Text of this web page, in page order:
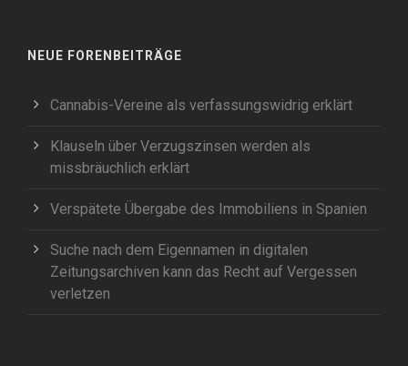
NEUE FORENBEITRÄGE
Cannabis-Vereine als verfassungswidrig erklärt
Klauseln über Verzugszinsen werden als
missbräuchlich erklärt
Verspätete Übergabe des Immobiliens in Spanien
Suche nach dem Eigennamen in digitalen
Zeitungsarchiven kann das Recht auf Vergessen
verletzen